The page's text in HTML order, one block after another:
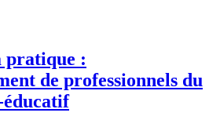
pratique :
de professionnels du
éducatif